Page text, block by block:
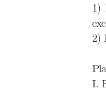
1)
2)
I.